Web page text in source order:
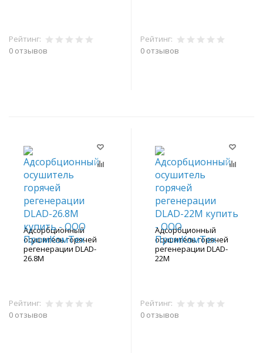
Рейтинг:
0 отзывов
Рейтинг:
0 отзывов
Адсорбционный
осушитель горячей
регенерации DLAD-
26.8M
Рейтинг:
0 отзывов
Адсорбционный
осушитель горячей
регенерации DLAD-
22M
Рейтинг:
0 отзывов